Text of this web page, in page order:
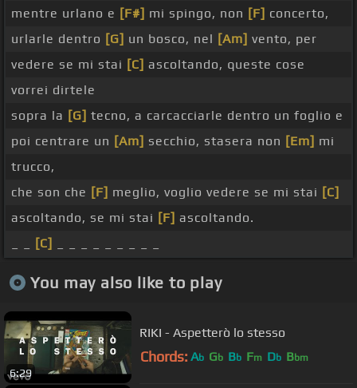
mentre urlano e [F#] mi spingo, non [F] concerto,
urlarle dentro [G] un bosco, nel [Am] vento, per
vedere se mi stai [C] ascoltando, queste cose
vorrei dirtele
sopra la [G] tecno, a carcacciarle dentro un foglio e
poi centrare un [Am] secchio, stasera non [Em] mi
trucco,
che son che [F] meglio, voglio vedere se mi stai [C]
ascoltando, se mi stai [F] ascoltando.
[C]
You may also like to play
6:29
RIKI - Aspetterò lo stesso
Chords: Ab Gb Bb Fm Db Bbm